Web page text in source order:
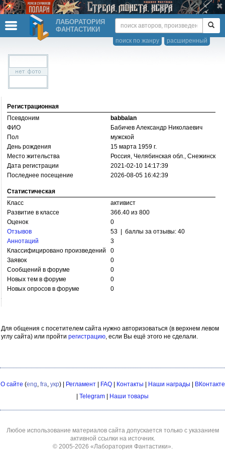
ЛАБОРАТОРИЯ
ФАНТАСТИКИ
расширенный
поиск по жанру
Регистрационная
Псевдоним
babbalan
ФИО
Бабичев Александр Николаевич
Пол
мужской
День рождения
15 марта 1959 г.
Место жительства
Россия, Челябинская обл., Снежинск
Дата регистрации
2021-02-10 14:17:39
Последнее посещение
2026-08-05 16:42:39
Статистическая
Класс
активист
Развитие в классе
366.40 из 800
Оценок
0
Отзывов
53 | баллы за отзывы: 40
Аннотаций
3
Классифицировано произведений
0
Заявок
0
Сообщений в форуме
0
Новых тем в форуме
0
Новых опросов в форуме
0
Для общения с посетителем сайта нужно авторизоваться (в верхнем левом
углу сайта) или пройти регистрацию, если Вы ещё этого не сделали.
О сайте (eng, fra, укр) | Регламент| FAQ| Контакты Наши награды
ВКонтакте
Telegram Наши товары
Любое использование материалов сайта допускается только с указанием
активной ссылки на источник.
© 2005-2026 «Лаборатория Фантастики».